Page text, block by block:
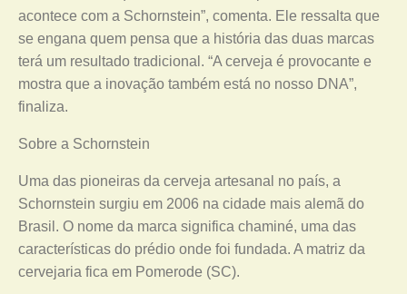
acontece com a Schornstein”, comenta. Ele ressalta que
se engana quem pensa que a história das duas marcas
terá um resultado tradicional. “A cerveja é provocante e
mostra que a inovação também está no nosso DNA”,
finaliza.
Sobre a Schornstein
Uma das pioneiras da cerveja artesanal no país, a
Schornstein surgiu em 2006 na cidade mais alemã do
Brasil. O nome da marca significa chaminé, uma das
características do prédio onde foi fundada. A matriz da
cervejaria fica em Pomerode (SC).